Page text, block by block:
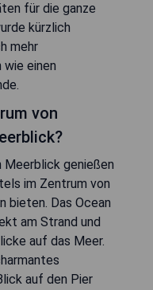
für die ganze
kürzlich
mehr
wie einen
von
Meerblick genießen
im Zentrum von
bieten. Das Ocean
am Strand und
auf das Meer.
auf den Pier